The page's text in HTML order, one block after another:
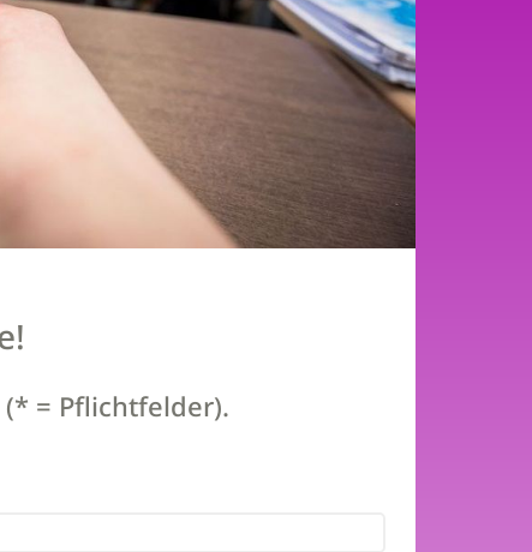
= Pflichtfelder).